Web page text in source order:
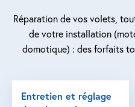
QUI SOMMES-NOUS ?
Réparation de vos volets,
de votre installation
domotique) : des forfaits
Entretien et réglage